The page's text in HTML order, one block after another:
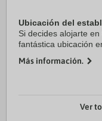
Ubicación del
Si decides alojarte
fantástica ubicación
este hotel con casino
Más información.
Ver